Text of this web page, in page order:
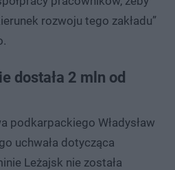
rozwoju tego zakładu”
dostała 2 mln od
podkarpackiego Władysław
uchwała dotycząca
Leżajsk nie została